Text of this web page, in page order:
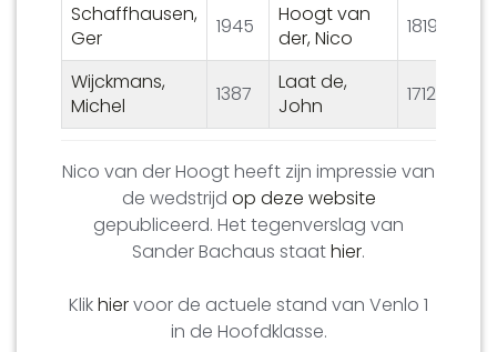
Schaffhausen,
Ger
1945
Hoogt van
der, Nico
1819
Wijckmans,
Michel
1387
Laat de,
John
1712
Nico van der Hoogt heeft zijn impressie van
de wedstrijd op deze website
gepubliceerd. Het tegenverslag van
Sander Bachaus staathier.
Klikhiervoor de actuele stand van Venlo 1
in de Hoofdklasse.